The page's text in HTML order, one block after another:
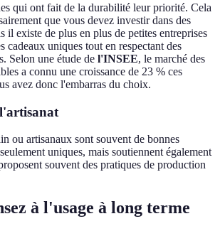
qui ont fait de la durabilité leur priorité. Cela
que vous devez investir dans des
il existe de plus en plus de petites entreprises
cadeaux uniques tout en respectant des
Selon une étude de l'INSEE, le marché des
a connu une croissance de 23 % ces
avez donc l'embarras du choix.
ou artisanaux sont souvent de bonnes
uniques, mais soutiennent également
souvent des pratiques de production
à l'usage à long terme